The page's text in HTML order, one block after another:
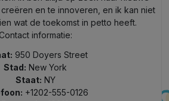
en te innoveren, en ik kan niet
wat de toekomst in petto heeft.
Contact informatie:
950 Doyers Street
Stad: New York
Staat: NY
+1202-555-0126